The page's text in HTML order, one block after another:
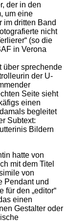
der in den
um eine
im dritten Band
nicht
(so die
in Verona
über sprechende
der U-
Seite sieht
einen
begleitet
Subtext:
Bildern
hatte von
mit dem Titel
von
Pendant und
für den „editor“
einen
Gestalter oder